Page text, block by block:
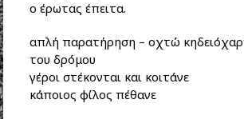
ο έρωτας έπειτα.
απλή παρατήρηση – οχτώ
του δρόμου
γέροι στέκονται και κοιτάνε
κάποιος φίλος πέθανε